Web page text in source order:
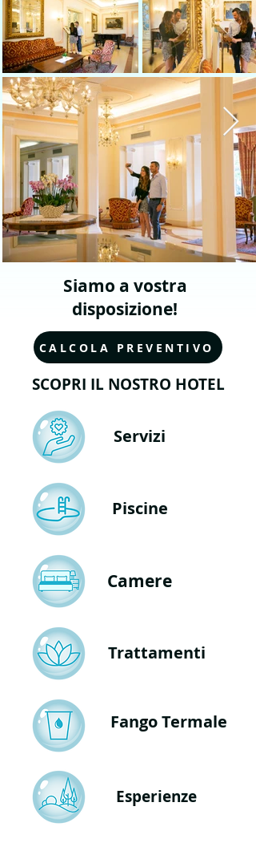
Siamo a vostra
disposizione!
CALCOLA PREVENTIVO
SCOPRI IL NOSTRO HOTEL
Servizi
Piscine
Camere
Trattamenti
Fango Termale
Esperienze